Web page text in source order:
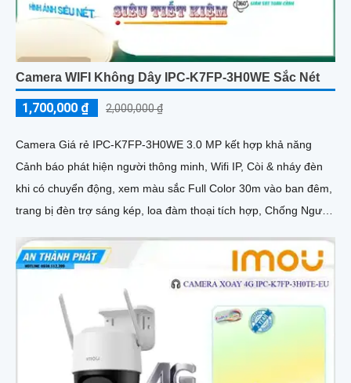
Camera WIFI Không Dây IPC-K7FP-3H0WE Sắc Nét
1,700,000 ₫ 2,000,000 ₫
Camera Giá rẻ IPC-K7FP-3H0WE 3.0 MP kết hợp khả năng
Cảnh báo phát hiện người thông minh, Wifi IP, Còi & nháy đèn
khi có chuyển động, xem màu sắc Full Color 30m vào ban đêm,
trang bị đèn trợ sáng kép, loa đàm thoại tích hợp, Chống Ngược